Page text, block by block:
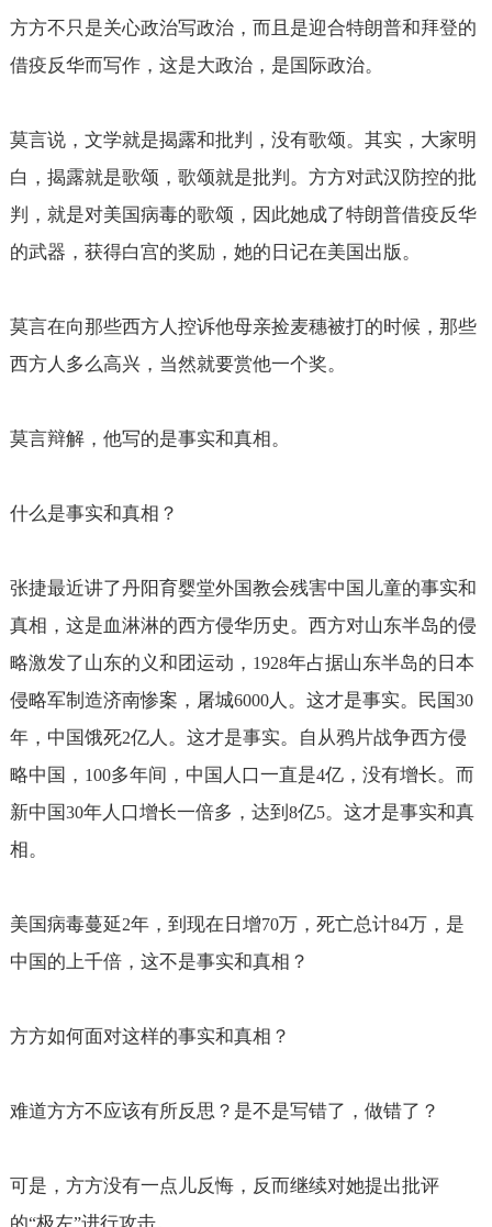
方方不只是关心政治写政治，而且是迎合特朗普和拜登的
借疫反华而写作，这是大政治，是国际政治。
莫言说，文学就是揭露和批判，没有歌颂。其实，大家明
白，揭露就是歌颂，歌颂就是批判。方方对武汉防控的批
判，就是对美国病毒的歌颂，因此她成了特朗普借疫反华
的武器，获得白宫的奖励，她的日记在美国出版。
莫言在向那些西方人控诉他母亲捡麦穗被打的时候，那些
西方人多么高兴，当然就要赏他一个奖。
莫言辩解，他写的是事实和真相。
什么是事实和真相？
张捷最近讲了丹阳育婴堂外国教会残害中国儿童的事实和
真相，这是血淋淋的西方侵华历史。西方对山东半岛的侵
略激发了山东的义和团运动， 1928年占据山东半岛的日本
侵略军制造济南惨案，屠城6000人。这才是事实。民国30
年，中国饿死2亿人。这才是事实。自从鸦片战争西方侵
略中国， 100多年间，中国人口一直是4亿，没有增长。而
新中国30年人口增长一倍多，达到 8亿5。这才是事实和真
相。
美国病毒蔓延2年，到现在日增70万，死亡总计84万，是
中国的上千倍，这不是事实和真相？
方方如何面对这样的事实和真相？
难道方方不应该有所反思？是不是写错了，做错了？
可是，方方没有一点儿反悔，反而继续对她提出批评
“ ”